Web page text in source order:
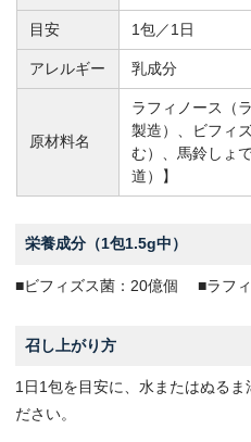
目安 1包／1日
アレルギー 乳成分
原材料名
ラフィノース（
製造）、ビフィ
む）、馬鈴しょ
道）】
栄養成分（1包1.5g中）
■ビフィズス菌：20億個 ■ラフ
召し上がり方
1日1包を目安に、水またはぬるま
ださい。